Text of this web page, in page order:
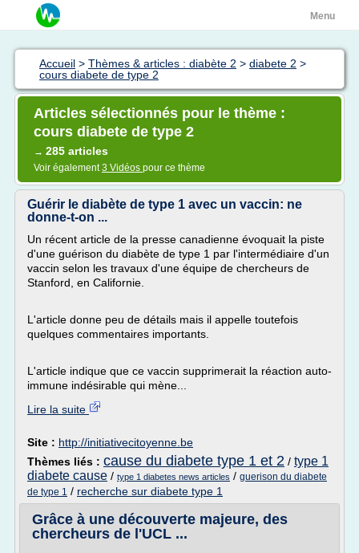
Menu
Accueil > Thèmes & articles : diabète 2 > diabete 2 >
cours diabete de type 2
Articles sélectionnés pour le thème :
cours diabete de type 2
→ 285 articles
Voir également3 Vidéos pour ce thème
Guérir le diabète de type 1 avec un vaccin: ne
donne-t-on ...
Un récent article de la presse canadienne évoquait la piste
d'une guérison du diabète de type 1 par l'intermédiaire d'un
vaccin selon les travaux d'une équipe de chercheurs de
Stanford, en Californie.
L'article donne peu de détails mais il appelle toutefois
quelques commentaires importants.
L'article indique que ce vaccin supprimerait la réaction auto-
immune indésirable qui mène...
Lire la suite
Site : http://initiativecitoyenne.be
Thèmes liés : cause du diabete type 1 et 2 / type 1
diabete cause / type 1 diabetes news articles / guerison du diabete
de type 1 / recherche sur diabete type 1
Grâce à une découverte majeure, des
chercheurs de l'UCL ...